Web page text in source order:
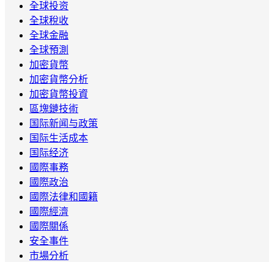
全球投资
全球稅收
全球金融
全球預測
加密貨幣
加密貨幣分析
加密貨幣投資
區塊鏈技術
国际新闻与政策
国际生活成本
国际经济
國際事務
國際政治
國際法律和國籍
國際經濟
國際關係
安全事件
市場分析